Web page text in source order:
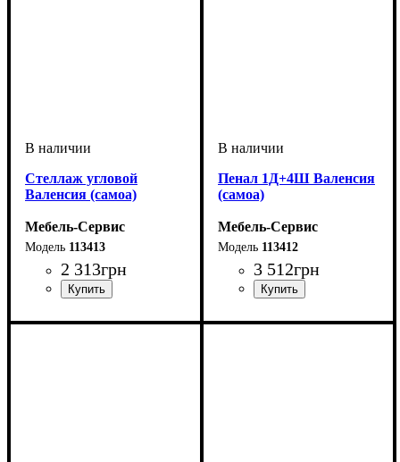
Стеллаж угловой
Валенсия (самоа)
Мебель-Сервис
113413
2 313грн
Пенал 1Д+4Ш Валенсия
(самоа)
Мебель-Сервис
113412
3 512грн